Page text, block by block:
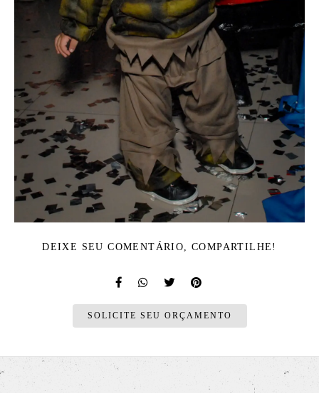
DEIXE SEU COMENTÁRIO, COMPARTILHE!
SOLICITE SEU ORÇAMENTO